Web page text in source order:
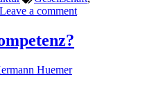
Leave a comment
Huemer